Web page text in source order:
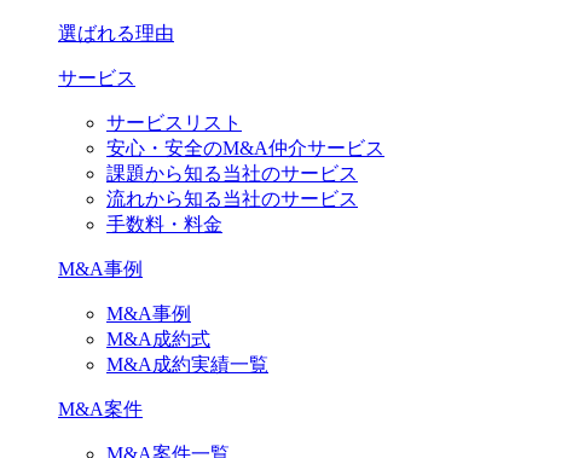
選ばれる理由
サービス
サービスリスト
安心・安全のM&A仲介サービス
課題から知る当社のサービス
流れから知る当社のサービス
手数料・料金
M&A事例
M&A事例
M&A成約式
M&A成約実績一覧
M&A案件
M&A案件一覧